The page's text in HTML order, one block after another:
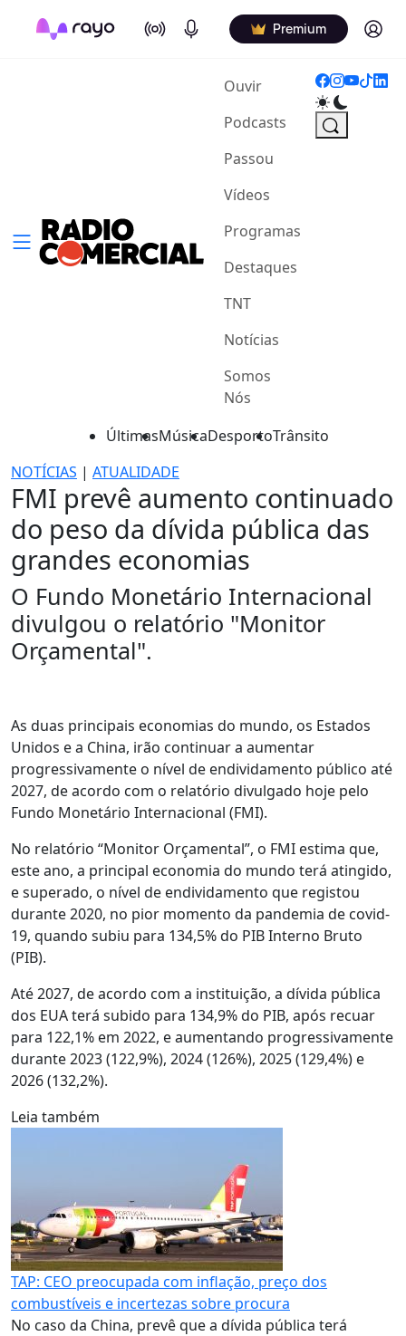
On Air Podcasts Premium Log in
Ouvir(current)
Podcasts
Passou
Vídeos
Programas
Destaques
TNT
Notícias
Somos
Nós
ÚltimasMúsicaDesportoTrânsito
NOTÍCIAS | ATUALIDADE
FMI prevê aumento continuado
do peso da dívida pública das
grandes economias
O Fundo Monetário Internacional
divulgou o relatório "Monitor
Orçamental".
As duas principais economias do mundo, os Estados
Unidos e a China, irão continuar a aumentar
progressivamente o nível de endividamento público até
2027, de acordo com o relatório divulgado hoje pelo
Fundo Monetário Internacional (FMI).
No relatório “Monitor Orçamental”, o FMI estima que,
este ano, a principal economia do mundo terá atingido,
e superado, o nível de endividamento que registou
durante 2020, no pior momento da pandemia de covid-
19, quando subiu para 134,5% do PIB Interno Bruto
(PIB).
Até 2027, de acordo com a instituição, a dívida pública
dos EUA terá subido para 134,9% do PIB, após recuar
para 122,1% em 2022, e aumentando progressivamente
durante 2023 (122,9%), 2024 (126%), 2025 (129,4%) e
2026 (132,2%).
Leia também
TAP: CEO preocupada com inflação, preço dos
combustíveis e incertezas sobre procura
No caso da China, prevê que a dívida pública terá